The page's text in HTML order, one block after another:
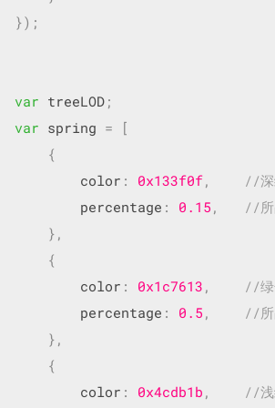
});
var treeLOD;
var spring =
[
{
        color
: 0x133f0f,
//深
        percentage
: 0.15 ,
//所
},
{
        color
: 0x1c7613 ,
//绿
        percentage
: 0.5 ,
//所
},
{
        color
: 0x4cdb1b ,
//浅